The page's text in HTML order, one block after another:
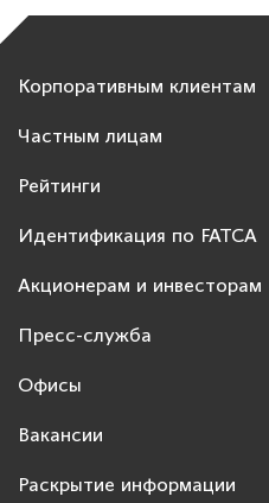
Корпоративным клиентам
Частным лицам
Рейтинги
Идентификация по FATCA
Акционерам и инвесторам
Пресс-служба
Офисы
Вакансии
Раскрытие информации